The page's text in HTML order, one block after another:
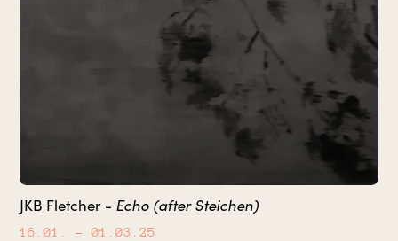
JKB Fletcher - Echo (after Steichen)
16.01. – 01.03.25